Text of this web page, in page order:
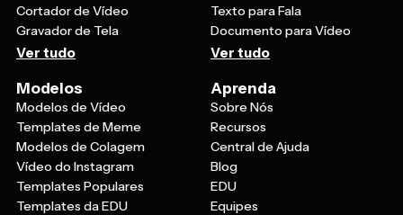
Cortador de Vídeo
Gravador de Tela
Ver tudo
Texto para Fala
Documento para Vídeo
Ver tudo
Modelos
Modelos de Vídeo
Templates de Meme
Modelos de Colagem
Vídeo do Instagram
Templates Populares
Templates da EDU
Aprenda
Sobre Nós
Recursos
Central de Ajuda
Blog
EDU
Equipes